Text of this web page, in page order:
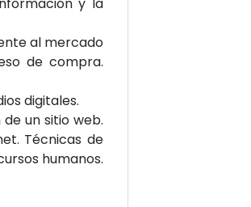
al mercado
de compra.
digitales.
un sitio web.
Técnicas de
humanos.